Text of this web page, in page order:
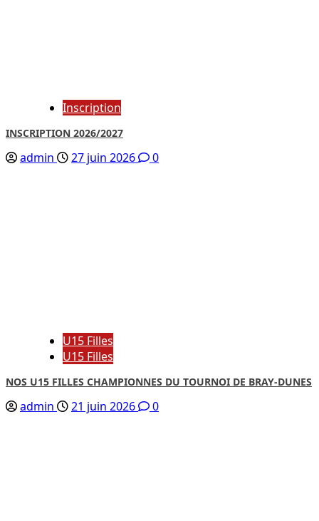
Inscription
INSCRIPTION 2026/2027
admin 27 juin 2026 0
U15 Filles
U15 Filles
NOS U15 FILLES CHAMPIONNES DU TOURNOI DE BRAY-DUNES
admin 21 juin 2026 0